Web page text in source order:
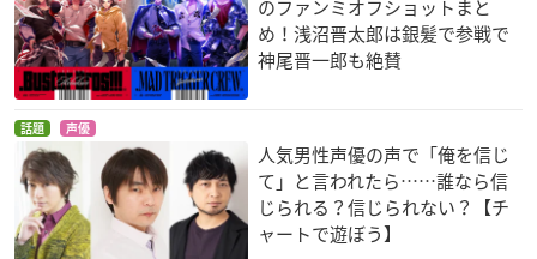
のファンミオフショットまと
め！浅沼晋太郎は銀髪で参戦で
神尾晋一郎も絶賛
話題 声優
人気男性声優の声で「俺を信じ
て」と言われたら……誰なら信
じられる？信じられない？【チ
ャートで遊ぼう】